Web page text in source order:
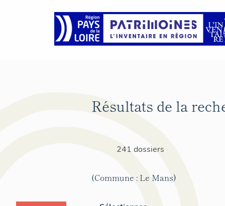
Résultats de la
241 dossiers
(Commune : Le Mans)